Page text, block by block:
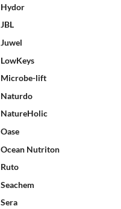
Hydor
JBL
Juwel
LowKeys
Microbe-lift
Naturdo
NatureHolic
Oase
Ocean Nutriton
Ruto
Seachem
Sera